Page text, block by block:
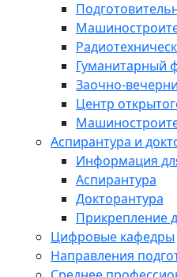
Гуманитарный
Заочно-
Центр
Аспирантура и
Информация
Аспирантура
Докторантура
Прикрепление
Цифровые кафедры
Направления